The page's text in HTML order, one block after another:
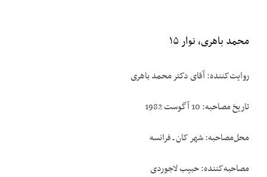
محمد باهری، نوار ۱۵
روایت‌کننده: آقای دکتر محمد باهری
تاریخ مصاحبه: 10 آگوست 1982
محل‌مصاحبه: شهر کان ـ فرانسه
مصاحبه‌کننده: حبیب لاجوردی